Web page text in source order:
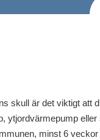
skull är det viktigt att
ytjordvärmepump
minst 6